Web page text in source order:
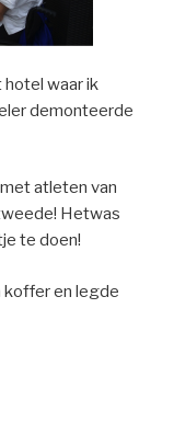
hotel waar ik
demonteerde
atleten van
Hetwas
te doen!
koffer en legde